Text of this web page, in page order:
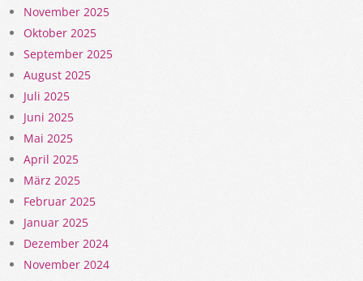
November 2025
Oktober 2025
September 2025
August 2025
Juli 2025
Juni 2025
Mai 2025
April 2025
März 2025
Februar 2025
Januar 2025
Dezember 2024
November 2024